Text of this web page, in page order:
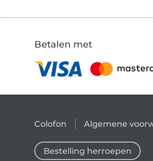
Betalen met
Colofon Algemene
Bestelling herroepen